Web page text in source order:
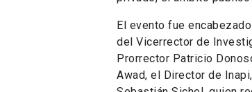
El evento fue
del Vicerrector de
Prorrector Patricio
Awad, el Director de